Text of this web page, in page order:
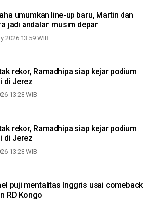
umumkan line-up baru, Martin dan
jadi andalan musim depan
2026 13:59 WIB
rekor, Ramadhipa siap kejar podium
di Jerez
13:28 WIB
rekor, Ramadhipa siap kejar podium
di Jerez
13:28 WIB
puji mentalitas Inggris usai comeback
RD Kongo